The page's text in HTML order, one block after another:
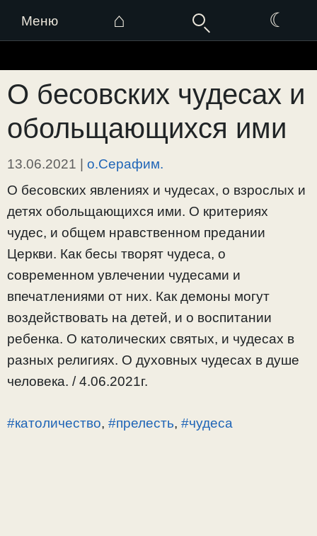
Меню ⌂ ☾
к
содержимому
О бесовских чудесах и
обольщающихся ими
13.06.2021 | о.Серафим.
О бесовских явлениях и чудесах, о взрослых и
детях обольщающихся ими. О критериях
чудес, и общем нравственном предании
Церкви. Как бесы творят чудеса, о
современном увлечении чудесами и
впечатлениями от них. Как демоны могут
воздействовать на детей, и о воспитании
ребенка. О католических святых, и чудесах в
разных религиях. О духовных чудесах в душе
человека. / 4.06.2021г.
#католичество, #прелесть, #чудеса